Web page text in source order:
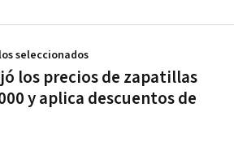
los precios de zapatillas
y aplica descuentos de
seleccionados